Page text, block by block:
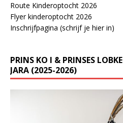
Route Kinderoptocht 2026
Flyer kinderoptocht 2026
Inschrijfpagina (schrijf je hier in)
PRINS KO I & PRINSES
JARA (2025-2026)